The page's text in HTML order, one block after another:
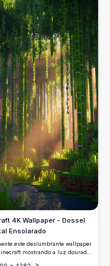
para jogadores, esta paisagem
melhora a sua tela de desktop
com seu charme imersivo e em
4K Wallpaper - Dossel
Ensolarado
este deslumbrante wallpaper
mostrando a luz dourada
através de um exuberante